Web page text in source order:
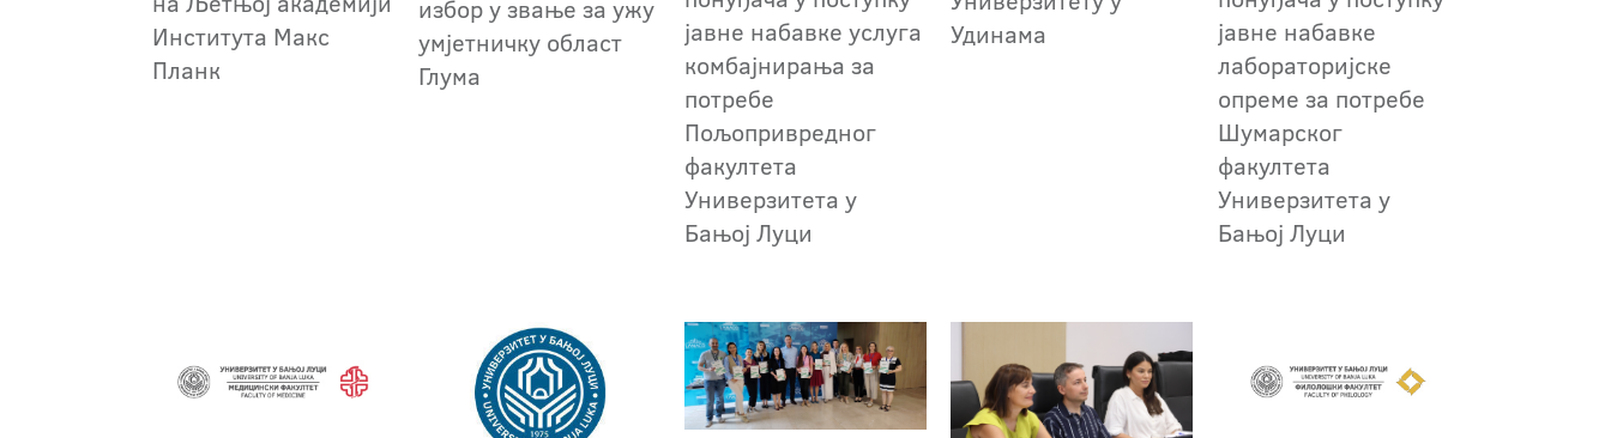
Института Макс
Планк
избор у звање за ужу
умјетничку област
Глума
јавне набавке услуга
комбајнирања за
потребе
Пољопривредног
факултета
Универзитета у
Бањој Луци
Удинама
јавне набавке
лабораторијске
опреме за потребе
Шумарског
факултета
Универзитета у
Бањој Луци